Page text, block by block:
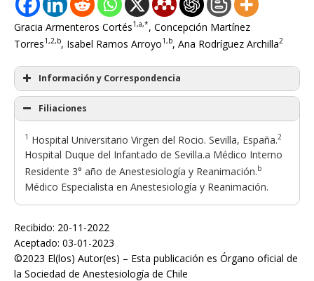
Gracia Armenteros Cortés1,a,*, Concepción Martínez
Torres1,2,b, Isabel Ramos Arroyo1,b, Ana Rodríguez Archilla2
Información y Correspondencia
Filiaciones
1 Hospital Universitario Virgen del Rocio. Sevilla, España.2
Hospital Duque del Infantado de Sevilla.a Médico Interno
Residente 3° año de Anestesiología y Reanimación.b
Médico Especialista en Anestesiología y Reanimación.
Recibido: 20-11-2022
Aceptado: 03-01-2023
©2023 El(los) Autor(es) – Esta publicación es Órgano oficial de
la Sociedad de Anestesiología de Chile